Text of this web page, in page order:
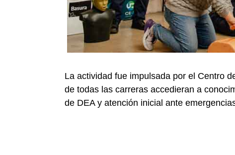
La actividad fue impulsada por el Centro
de todas las carreras accedieran a
de DEA y atención inicial ante